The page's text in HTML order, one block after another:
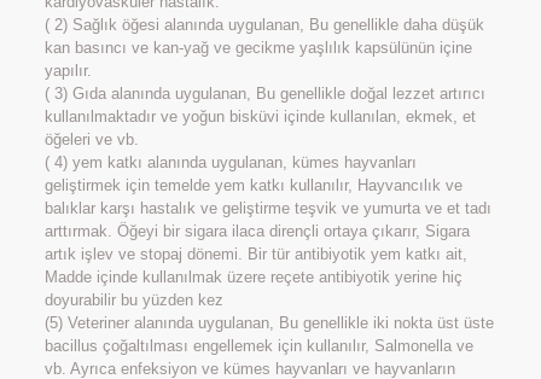
( 2) Sağlık öğesi alanında uygulanan, Bu genellikle daha düşük
kan basıncı ve kan-yağ ve gecikme yaşlılık kapsülünün içine
yapılır.
( 3) Gıda alanında uygulanan, Bu genellikle doğal lezzet artırıcı
kullanılmaktadır ve yoğun bisküvi içinde kullanılan, ekmek, et
öğeleri ve vb.
( 4) yem katkı alanında uygulanan, kümes hayvanları
geliştirmek için temelde yem katkı kullanılır, Hayvancılık ve
balıklar karşı hastalık ve geliştirme teşvik ve yumurta ve et tadı
arttırmak. Öğeyi bir sigara ilaca dirençli ortaya çıkarır, Sigara
artık işlev ve stopaj dönemi. Bir tür antibiyotik yem katkı ait,
Madde içinde kullanılmak üzere reçete antibiyotik yerine hiç
doyurabilir bu yüzden kez
(5) Veteriner alanında uygulanan, Bu genellikle iki nokta üst üste
bacillus çoğaltılması engellemek için kullanılır, Salmonella ve
vb. Ayrıca enfeksiyon ve kümes hayvanları ve hayvanların